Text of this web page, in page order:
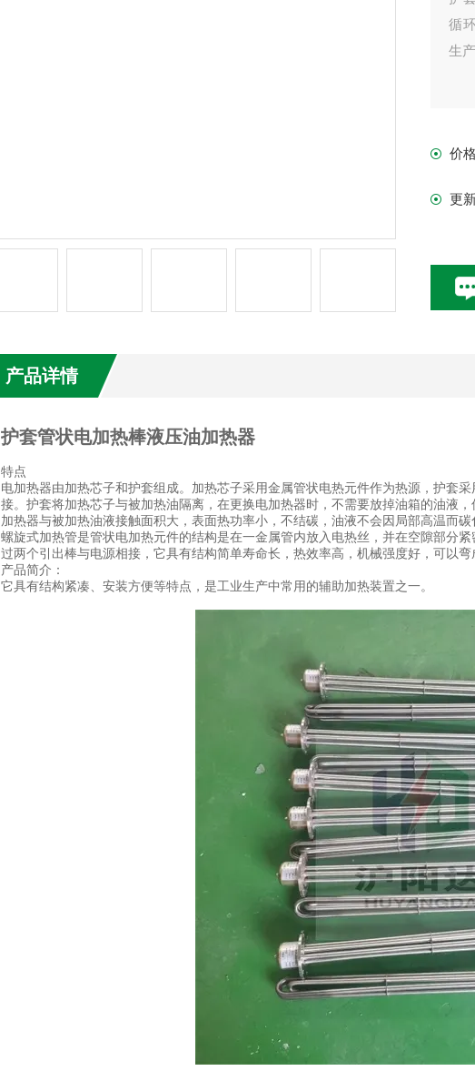
循
生
价
更
产品详情
护套管状电加热棒液压油加热器
特点
电加热器由加热芯子和护套组成。加热芯子采用金属管状电热元件作为热源，护套
接。护套将加热芯子与被加热油隔离，在更换电加热器时，不需要放掉油箱的油液
加热器与被加热油液接触面积大，表面热功率小，不结碳，油液不会因局部高温而碳
螺旋式加热管是管状电加热元件的结构是在一金属管内放入电热丝，并在空隙部分
过两个引出棒与电源相接，它具有结构简单寿命长，热效率高，机械强度好，可以弯
产品简介：
它具有结构紧凑、安装方便等特点，是工业生产中常用的辅助加热装置之一。